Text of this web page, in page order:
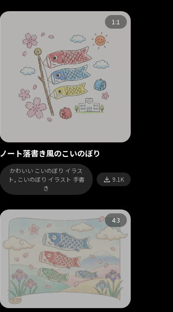
1:1
ノート落書き風のこいのぼり
かわいい こいのぼり イラス
ト, こいのぼり イラスト 手書
き
9.1K
4:3